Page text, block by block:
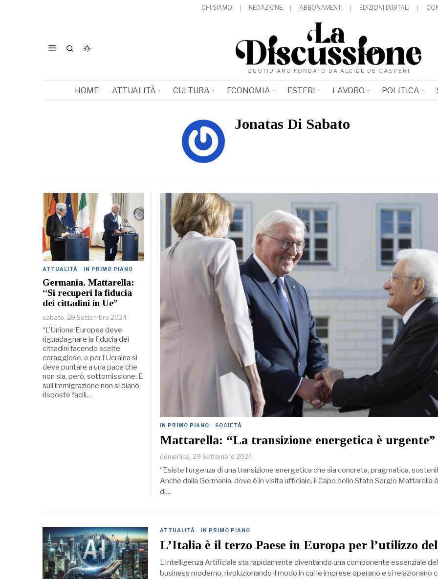
CHI SIAMO REDAZIONE ABBONAMENTI EDIZIONI DIGITALI
QUOTIDIANO FONDATO DA ALCIDE DE GASPERI
HOME ATTUALITÀ CULTURA ECONOMIA ESTERI LAVORO POLITICA
Jonatas Di Sabato
IN PRIMO PIANO · SOCIETÀ
Mattarella: “La transizione energetica è urgente”
domenica, 29 Settembre 2024
“Esiste l’urgenza di una transizione energetica che sia concreta, pragmatica,
Anche dalla Germania, dove è in visita ufficiale, il Capo dello Stato Sergio Mattarella
di…
ATTUALITÀ · IN PRIMO PIANO
Germania. Mattarella:
“Si recuperi la fiducia
dei cittadini in Ue”
sabato, 28 Settembre 2024
“L’Unione Europea deve
riguadagnare la fiducia dei
cittadini facendo scelte
coraggiose, e per l’Ucraina si
deve puntare a una pace che
non sia, però, sottomissione. E
sull’immigrazione non si diano
risposte facili…
ATTUALITÀ · IN PRIMO PIANO
L’Italia è il terzo Paese in Europa per l’utilizzo
L’Intelligenza Artificiale sta rapidamente diventando una componente essenziale del
business moderno, rivoluzionando il modo in cui le imprese operano e si relazionano